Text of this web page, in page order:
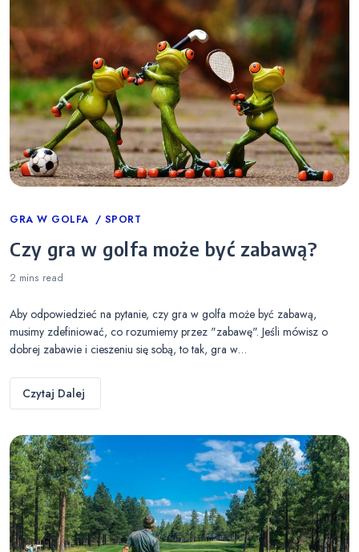
Categories
GRA W GOLFA SPORT
Czy gra w golfa może być zabawą?
2 mins read
Aby odpowiedzieć na pytanie, czy gra w golfa może być zabawą,
musimy zdefiniować, co rozumiemy przez "zabawę". Jeśli mówisz o
dobrej zabawie i cieszeniu się sobą, to tak, gra w…
Czytaj Dalej